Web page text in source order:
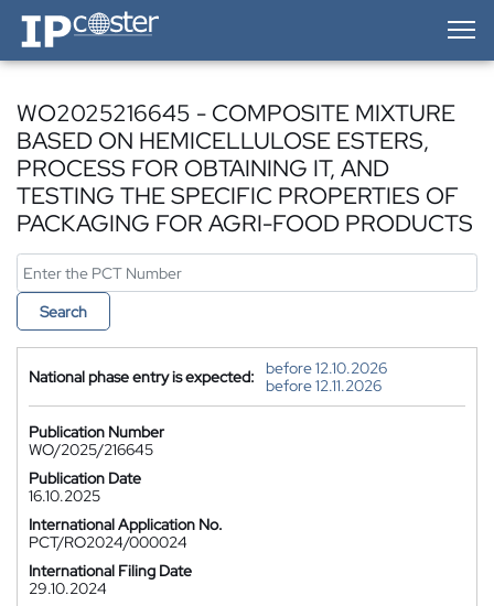
IP-Coster — Home
WO2025216645 - COMPOSITE MIXTURE
BASED ON HEMICELLULOSE ESTERS,
PROCESS FOR OBTAINING IT, AND
TESTING THE SPECIFIC PROPERTIES OF
PACKAGING FOR AGRI-FOOD PRODUCTS
Search
National phase entry is expected:
before 12.10.2026
before 12.11.2026
Publication Number
WO/2025/216645
Publication Date
16.10.2025
International Application No.
PCT/RO2024/000024
International Filing Date
29.10.2024